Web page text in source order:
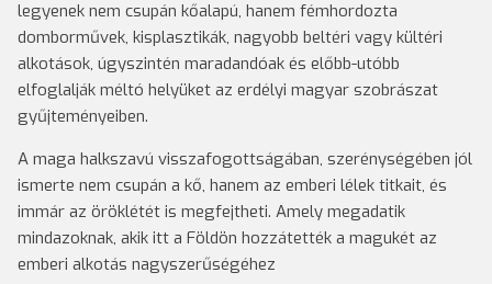
legyenek nem csupán kőalapú, hanem fémhordozta
domborművek, kisplasztikák, nagyobb beltéri vagy kültéri
alkotások, úgyszintén maradandóak és előbb-utóbb
elfoglalják méltó helyüket az erdélyi magyar szobrászat
gyűjteményeiben.
A maga halkszavú visszafogottságában, szerénységében jól
ismerte nem csupán a kő, hanem az emberi lélek titkait, és
immár az öröklétét is megfejtheti. Amely megadatik
mindazoknak, akik itt a Földön hozzátették a magukét az
emberi alkotás nagyszerűségéhez